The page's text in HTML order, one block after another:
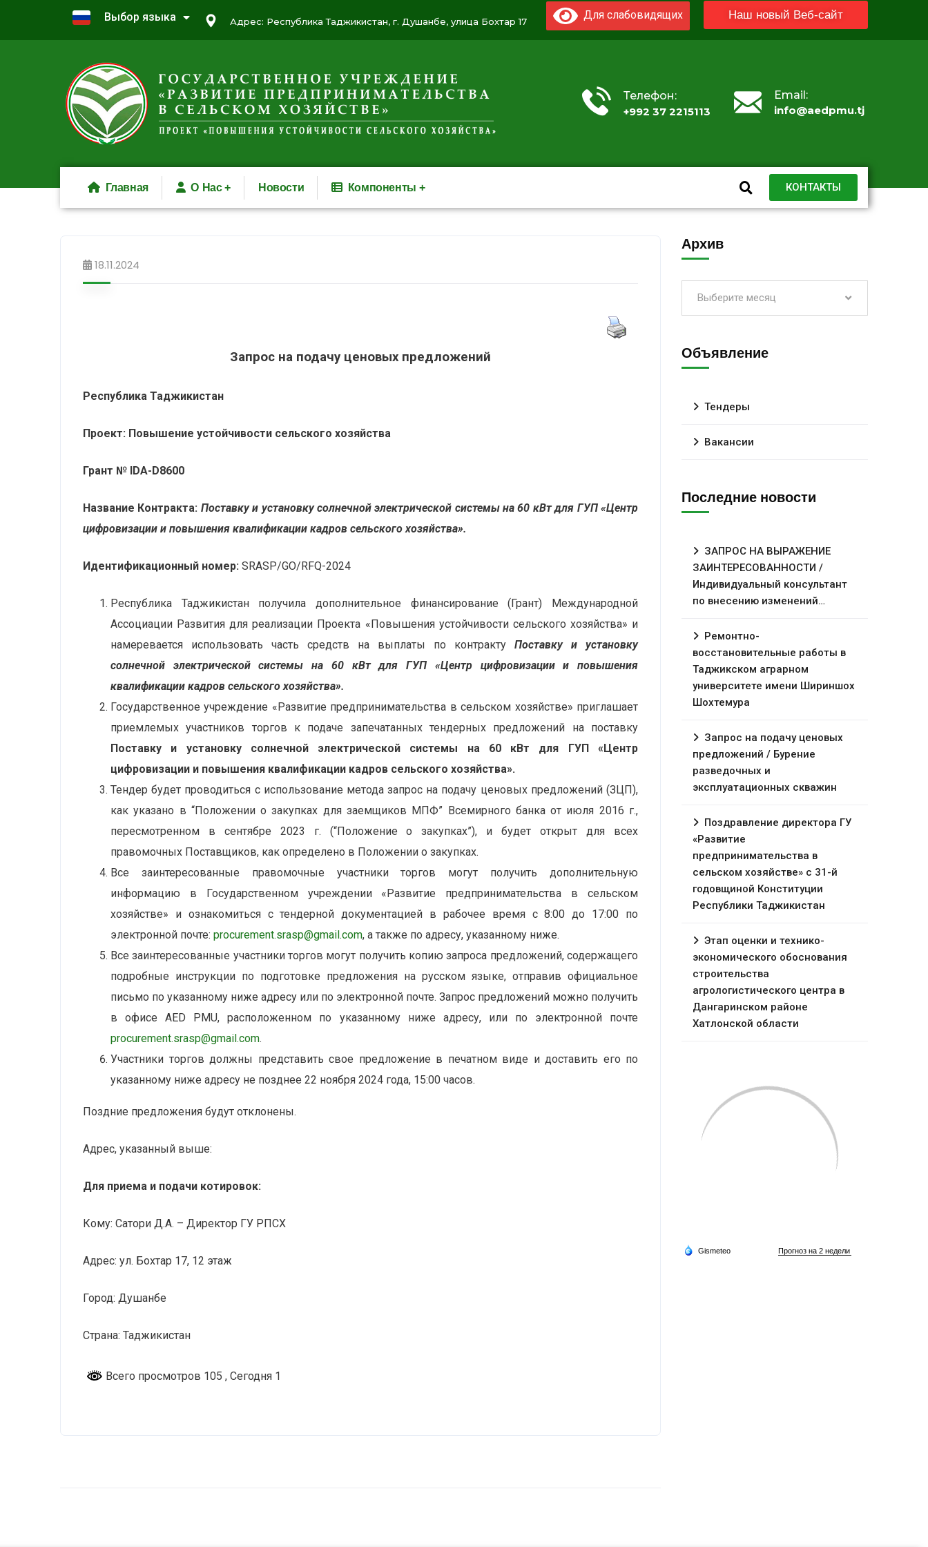
Выбор языка Адрес: Республика Таджикистан, г. Душанбе, улица Бохтар 17
Для слабовидящих Наш новый Веб-сайт
Телефон:
+992 37 2215113
Email:
info@aedpmu.tj
Главная О Нас Новости Компоненты КОНТАКТЫ
18.11.2024
Запрос на подачу ценовых предложений
Республика Таджикистан
Проект: Повышение устойчивости сельского хозяйства
Грант № IDA- D8600
Название Контракта: Поставкуи установку солнечной электрической системы на 60 кВт для ГУП «Центр
цифровизации и повышения квалификации кадров сельского хозяйства».
Идентификационный номер: SRASP/GO/RFQ-2024
Республика Таджикистан получила дополнительное финансирование (Грант) Международной
Ассоциации Развития для реализации Проекта «Повышения устойчивости сельского хозяйства» и
намеревается использовать часть средств на выплаты по контракту Поставкуи установку
солнечной электрической системы на 60 кВт для ГУП «Центр цифровизации и повышения
квалификации кадров сельского хозяйства».
Государственное учреждение «Развитие предпринимательства в сельском хозяйстве» приглашает
приемлемых участников торгов к подаче запечатанных тендерных предложений на поставку
Поставку и установку солнечной электрической системы на 60 кВт для ГУП «Центр
цифровизации и повышения квалификации кадров сельского хозяйства».
Тендер будет проводиться с использование метода запрос на подачу ценовых предложений (ЗЦП),
как указано в “Положении о закупках для заемщиков МПФ” Всемирного банка от июля 2016 г.,
пересмотренном в сентябре 2023 г. (“Положение о закупках”), и будет открыт для всех
правомочных Поставщиков, как определено в Положении о закупках.
Все заинтересованные правомочные участники торгов могут получить дополнительную
информацию в Государственном учреждении «Развитие предпринимательства в сельском
хозяйстве» и ознакомиться с тендерной документацией в рабочее время с 8:00 до 17:00 по
электронной почте: procurement.srasp@gmail.com, а также по адресу, указанному ниже.
Все заинтересованные участники торгов могут получить копию запроса предложений, содержащего
подробные инструкции по подготовке предложения на русском языке, отправив официальное
письмо по указанному ниже адресу или по электронной почте. Запрос предложений можно получить
в офисе AED PMU, расположенном по указанному ниже адресу, или по электронной почте
procurement.srasp@gmail.com.
Участники торгов должны представить свое предложение в печатном виде и доставить его по
указанному ниже адресу не позднее 22 ноября 2024 года, 15:00 часов.
Поздние предложения будут отклонены.
Адрес, указанный выше:
Для приема и подачи котировок:
Кому: Сатори Д.А. – Директор ГУ РПСХ
Адрес: ул. Бохтар 17, 12 этаж
Город: Душанбе
Страна: Таджикистан
Всего просмотров 105 , Сегодня 1
Архив
Выберите месяц
Объявление
Тендеры
Вакансии
Последние новости
ЗАПРОС НА ВЫРАЖЕНИЕ
ЗАИНТЕРЕСОВАННОСТИ /
Индивидуальный консультант
по внесению изменений…
Ремонтно-
восстановительные работы в
Таджикском аграрном
университете имени Шириншох
Шохтемура
Запрос на подачу ценовых
предложений / Бурение
разведочных и
эксплуатационных скважин
Поздравление директора ГУ
«Развитие
предпринимательства в
сельском хозяйстве» с 31-й
годовщиной Конституции
Республики Таджикистан
Этап оценки и технико-
экономического обоснования
строительства
агрологистического центра в
Дангаринском районе
Хатлонской области